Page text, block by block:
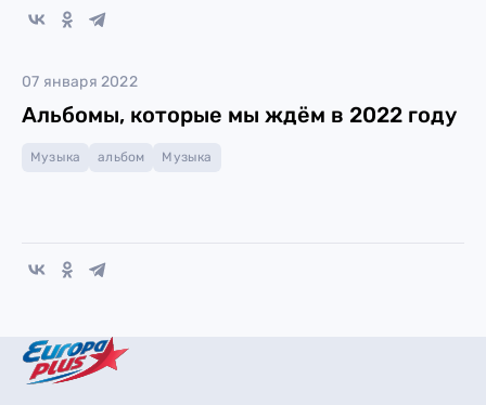
07 января 2022
Альбомы, которые мы ждём в 2022 году
Музыка альбом Музыка